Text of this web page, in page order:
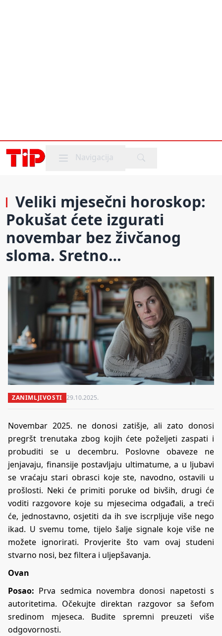
Mobile menu
Navigacija
Veliki mjesečni horoskop:
Pokušat ćete izgurati
novembar bez živčanog
sloma. Sretno…
ZANIMLJIVOSTI 29.10.2025.
Novembar 2025. ne donosi zatišje, ali zato donosi
pregršt trenutaka zbog kojih ćete poželjeti zaspati i
probuditi se u decembru. Poslovne obaveze ne
jenjavaju, finansije postavljaju ultimatume, a u ljubavi
se vraćaju stari obrasci koje ste, navodno, ostavili u
prošlosti. Neki će primiti poruke od bivših, drugi će
voditi razgovore koje su mjesecima odgađali, a treći
će, jednostavno, osjetiti da ih sve iscrpljuje više nego
ikad. U svemu tome, tijelo šalje signale koje više ne
možete ignorirati. Provjerite što vam ovaj studeni
stvarno nosi, bez filtera i uljepšavanja.
Ovan
Posao: Prva sedmica novembra donosi napetosti s
autoritetima. Očekujte direktan razgovor sa šefom
sredinom mjeseca. Budite spremni preuzeti više
odgovornosti.